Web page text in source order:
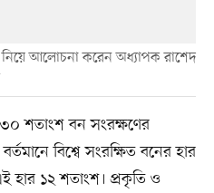
আলোচনা করেন অধ্যাপক রাশেদ
৩০ শতাংশ বন সংরক্ষণের
বিশ্বে সংরক্ষিত বনের হার
হার ১২ শতাংশ। প্রকৃতি ও